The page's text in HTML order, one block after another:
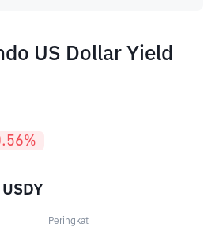
US Dollar Yield
%
Peringkat